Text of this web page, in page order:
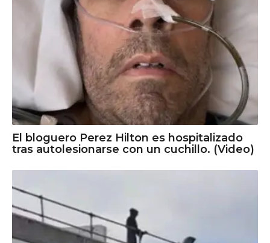
El bloguero Perez Hilton es hospitalizado
tras autolesionarse con un cuchillo. (Video)